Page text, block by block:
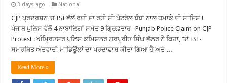
3 days ago National
CJP ਪ੍ਰਦਰਸ਼ਨ ‘ਚ ISI ਵੱਲੋਂ ਰਚੀ ਜਾ ਰਹੀ ਸੀ ਪੈਟਰੋਲ ਬੰਬਾਂ ਨਾਲ ਧਮਾਕੇ ਦੀ ਸਾਜਿਸ਼ !
ਪੰਜਾਬ ਪੁਲਿਸ ਵੱਲੋਂ 4 ਨਾਬਾਲਿਗਾਂ ਸਮੇਤ 9 ਗ੍ਰਿਫ਼ਤਾਰ Punjab Police Claim on CJP
Protest : ਅੰਮ੍ਰਿਤਸਰ ਪੁਲਿਸ ਕਮਿਸ਼ਨਰ ਗੁਰਪ੍ਰੀਤ ਸਿੰਘ ਭੁੱਲਰ ਨੇ ਕਿਹਾ, “ਦੋ ISI-
ਸਮਰਥਿਤ ਅੱਤਵਾਦੀ ਮਾਡਿਊਲਾਂ ਦਾ ਪਰਦਾਫਾਸ਼ ਕੀਤਾ ਗਿਆ ਹੈ ਅਤੇ …
Read More »